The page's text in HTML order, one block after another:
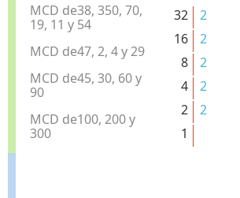
MCD de38, 350, 70,
19, 11 y 54
MCD de47, 2, 4 y 29
MCD de45, 30, 60 y
90
MCD de100, 200 y
300
32
2
16
2
8
2
4
2
2
2
1